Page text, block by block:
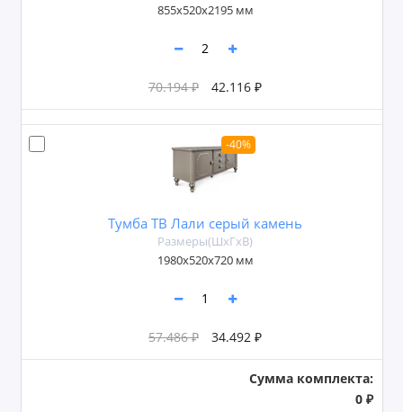
855х520х2195 мм
70.194 ₽ 42.116 ₽
-40%
Тумба ТВ Лали серый камень
Размеры(ШxГxВ)
1980х520х720 мм
57.486 ₽ 34.492 ₽
Сумма комплекта:
0 ₽